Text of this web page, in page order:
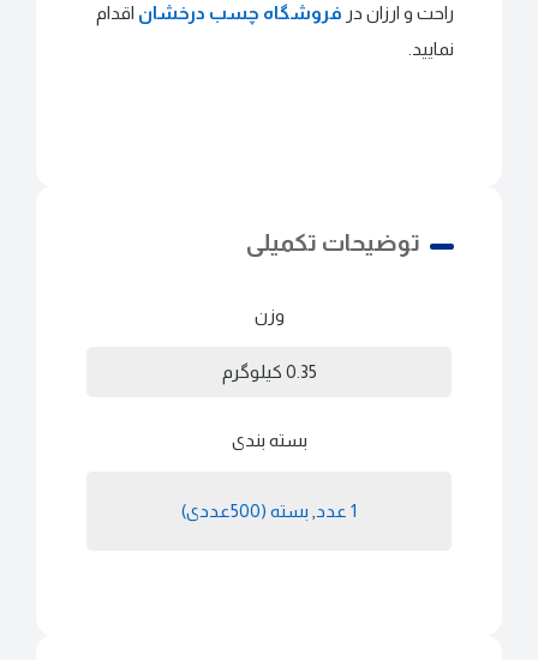
راحت و ارزان در فروشگاه چسب درخشان اقدام
نمایید.
توضیحات تکمیلی
وزن
0.35 کیلوگرم
بسته بندی
1 عدد بسته (500عددی)